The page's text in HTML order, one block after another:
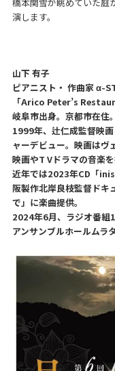
演します。
山下 有子
ピアニスト・ 作曲家 α-
「Arico Peter’s
岐阜市出身。京都市在住。
1999年、辻仁成監督映
ャーデビュー。映画はヴ
映画やT Vドラマの音楽を
近年では2023年CD「
阪製作北岸良枝監督ドキ
で」に楽曲提供。
2024年6月、ラジオ番組
アンサンブルホールムラ